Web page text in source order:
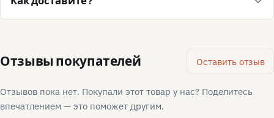
Отзывы покупателей Оставить отзыв
Отзывов пока нет. Покупали этот товар у нас? Поделитесь
впечатлением — это поможет другим.